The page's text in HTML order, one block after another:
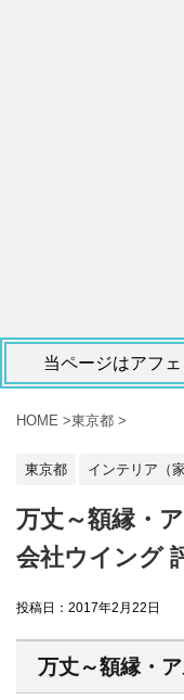
当ページはアフ
HOME >東京都 >
東京都 インテリア（
万丈～額縁・
会社ウイング
投稿日： 2017年2月22日
万丈～額縁・